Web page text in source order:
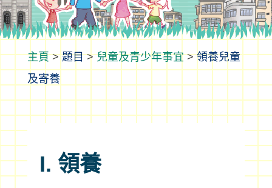
>題目>兒童及青少年事宜>領養兒童
及寄養
I. 領養